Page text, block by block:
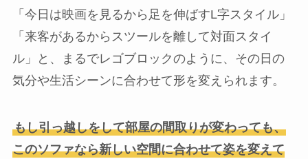
「今日は映画を見るから足を伸ばすL字スタイル」
「来客があるからスツールを離して対面スタイ
ル」と、まるでレゴブロックのように、その日の
気分や生活シーンに合わせて形を変えられます。
もし引っ越しをして部屋の間取りが変わっても、
このソファなら新しい空間に合わせて姿を変えて